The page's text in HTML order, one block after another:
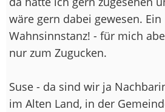
wäre gern dabei gewesen. Ein
Wahnsinnstanz! - für mich
nur zum Zugucken.
Suse - da sind wir ja
im Alten Land, in der